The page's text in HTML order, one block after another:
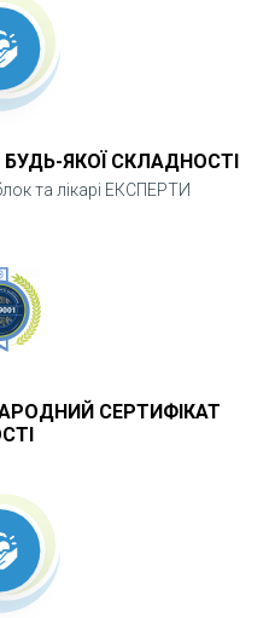
ЯКОЇ СКЛАДНОСТІ
та лікарі ЕКСПЕРТИ
СЕРТИФІКАТ